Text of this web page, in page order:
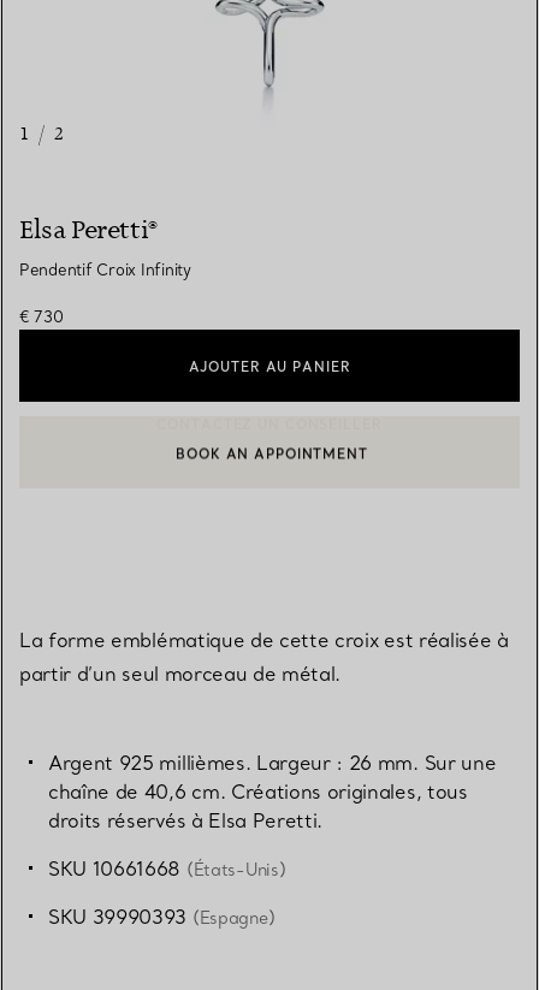
1 / 2
Elsa Peretti®
Pendentif Croix Infinity
€ 730
AJOUTER AU PANIER
CONTACTER UN CONSEILLER CLIENT OU PRENDRE RENDEZ-
BOOK AN APPOINTMENT
La forme emblématique de cette croix est réalisée à
partir d’un seul morceau de métal.
Argent 925 millièmes. Largeur : 26 mm. Sur une
chaîne de 40,6 cm. Créations originales, tous
droits réservés à Elsa Peretti.
SKU 10661668 (États-Unis)
SKU 39990393 (Espagne)